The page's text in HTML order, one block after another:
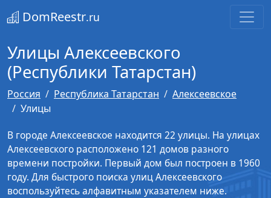
DomReestr.ru
Улицы Алексеевского
(Республики Татарстан)
Россия Республика Татарстан
Алексеевское
Улицы
В городе Алексеевское находится 22 улицы. На улицах
Алексеевского расположено 121 домов разного
времени постройки. Первый дом был построен в 1960
году. Для быстрого поиска улиц Алексеевского
воспользуйтесь алфавитным указателем ниже.